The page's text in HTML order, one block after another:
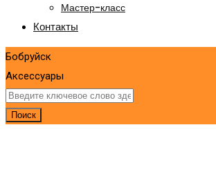
Мастер-класс
Контакты
Бобруйск
Аксессуары
Поиск